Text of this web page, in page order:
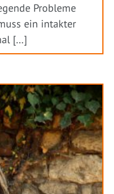
Probleme
ein intakter
[…]